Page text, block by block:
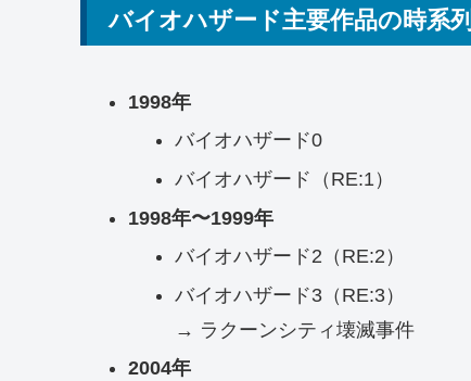
バイオハザード主要作品の時系列
1998年
バイオハザード0
バイオハザード（RE:1）
1998年〜1999年
バイオハザード2（RE:2）
バイオハザード3（RE:3）
→ ラクーンシティ壊滅事件
2004年